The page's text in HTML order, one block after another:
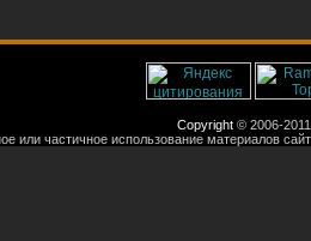
Copyright © 2006-
или частичное использование материалов